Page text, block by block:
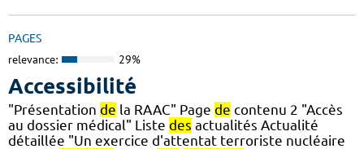
PAGES
relevance: 29%
Accessibilité
"Présentation de la RAAC" Page de contenu 2 "Accès
au dossier médical" Liste des actualités Actualité
détaillée "Un exercice d'attentat terroriste nucléaire